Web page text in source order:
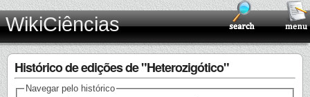
WikiCiências
Histórico de edições de "Heterozigótico"
Navegar pelo histórico